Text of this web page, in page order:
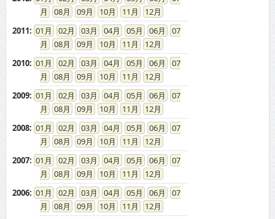
08
09 10 11
12
2011: 01 02 03 04 05 06
07
08
09 10 11
12
2010: 01 02 03 04 05 06
07
08
09 10 11
12
2009: 01 02 03 04 05 06
07
08
09 10 11
12
2008: 01 02 03 04 05 06
07
08
09 10 11
12
2007: 01 02 03 04 05 06
07
08
09 10 11
12
2006: 01 02 03 04 05 06
07
08
09 10 11
12